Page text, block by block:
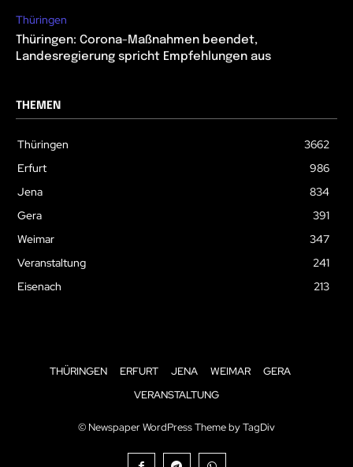
Thüringen
Thüringen: Corona-Maßnahmen beendet,
Landesregierung spricht Empfehlungen aus
THEMEN
Thüringen
3662
Erfurt
986
Jena
834
Gera
391
Weimar
347
Veranstaltung
241
Eisenach
213
THÜRINGEN ERFURT JENA WEIMAR
GERA
VERANSTALTUNG
© Newspaper WordPress Theme by TagDiv